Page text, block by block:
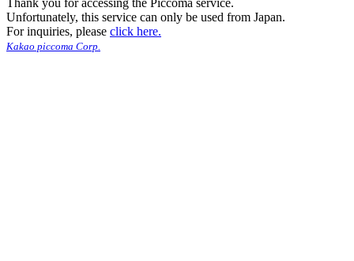
Unfortunately, this service can only be used from Japan.
For inquiries, please click here.
Kakao piccoma Corp.